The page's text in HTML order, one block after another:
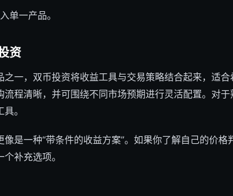
单一产品。
资
一，双币投资将收益工具与交易策略结合起来，适合
流程清晰，并可围绕不同市场预期进行灵活配置。对
。
是一种“带条件的收益方案”。如果你了解自己的价格
补充选项。